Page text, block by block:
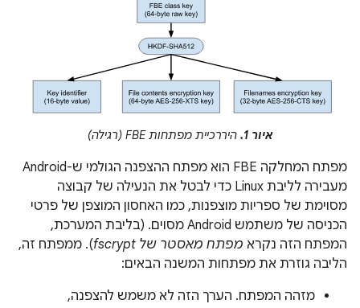
איור 1. היררכיית מפתחות FBE (רגילה)
מפתח המחלקה FBE הוא מפתח ההצפנה הגולמי ש-Android
מעבירה לליבת Linux כדי לבטל את הנעילה של קבוצה
מסוימת של ספריות מוצפנות, כמו האחסון המוצפן של פרטי
הכניסה של משתמש Android מסוים. (בליבת המערכת,
המפתח הזה נקרא מפתח מאסטר של fscrypt
). ממפתח זה,
הליבה גוזרת את מפתחות המשנה הבאים:
מזהה המפתח. הערך הזה לא משמש להצפנה,